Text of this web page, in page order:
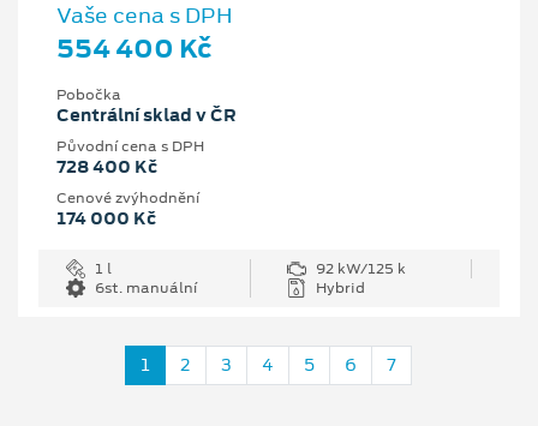
Vaše cena s DPH
554 400 Kč
Pobočka
Centrální sklad v ČR
Původní cena s DPH
728 400 Kč
Cenové zvýhodnění
174 000 Kč
1 l
92 kW/125 k
6st. manuální
Hybrid
1 2 3 4 5 6 7